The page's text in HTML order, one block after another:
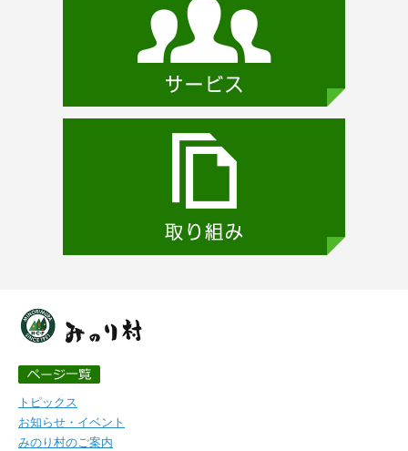
トピックス
お知らせ・イベント
みのり村のご案内